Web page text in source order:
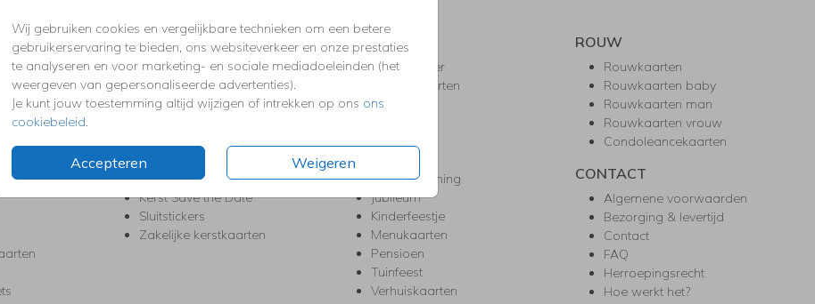
Wij gebruiken cookies en vergelijkbare technieken om een betere
gebruikerservaring te bieden, ons websiteverkeer en onze prestaties
te analyseren en voor marketing- en sociale mediadoeleinden (het
weergeven van gepersonaliseerde advertenties).
Je kunt jouw toestemming altijd wijzigen of intrekken op ons ons
cookiebeleid.
Accepteren Weigeren
KERST
Kerstkaarten
Kerstborrel uitnodigingen
Kerstdiner uitnodigingen
Kerst-verhuiskaarten
Nieuwjaarskaarten
Kerst Save the Date
Sluitstickers
Zakelijke kerstkaarten
FEEST
Babyshower
Bedankkaarten
Communie
Housewarming
Jubileum
Kinderfeestje
Menukaarten
Pensioen
Tuinfeest
Verhuiskaarten
ROUW
Rouwkaarten
Rouwkaarten baby
Rouwkaarten man
Rouwkaarten vrouw
Condoleancekaarten
CONTACT
Algemene voorwaarden
Bezorging & levertijd
Contact
FAQ
Herroepingsrecht
Hoe werkt het?